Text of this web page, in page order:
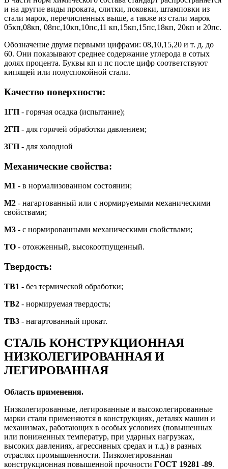
и на другие виды проката, слитки, поковки, штамповки из
стали марок, перечисленных выше, а также из стали марок
05кп,08кп, 08пс,10кп,10пс,11 кп,15кп,15пс,18кп, 20кп и 20пс.
Обозначение двумя первыми цифрами: 08,10,15,20 и т. д. до
60. Они показывают среднее содержание углерода в сотых
долях процента. Буквы кп и пс после цифр соответствуют
кипящей или полуспокойной стали.
Качество поверхности:
1ГП - горячая осадка (испытание);
2ГП - для горячей обработки давлением;
3ГП - для холодной
Механические свойства:
M1 - в нормализованном состоянии;
M2 - нагартованный или с нормируемыми механическими
свойствами;
М3 - с нормированными механическими свойствами;
ТО - отожженный, высокоотпущенный.
Твердость:
ТВ1 - без термической обработки;
TВ2 - нормируемая твердость;
ТВ3 - нагартованный прокат.
СТАЛЬ КОНСТРУКЦИОННАЯ
НИЗКОЛЕГИРОВАННАЯ И
ЛЕГИРОВАННАЯ
Область применения.
Низколегированные, легированные и высоколегированные
марки стали применяются в кон­струкциях, деталях машин и
механизмах, работающих в особых условиях (повышенных
или по­ниженных температур, при ударных нагрузках,
высоких давлениях, агрессивных средах и т.д.) в разных
отраслях промышленности. Низколегированная
конструкционная повышенной проч­ности ГОСТ 19281 -89.